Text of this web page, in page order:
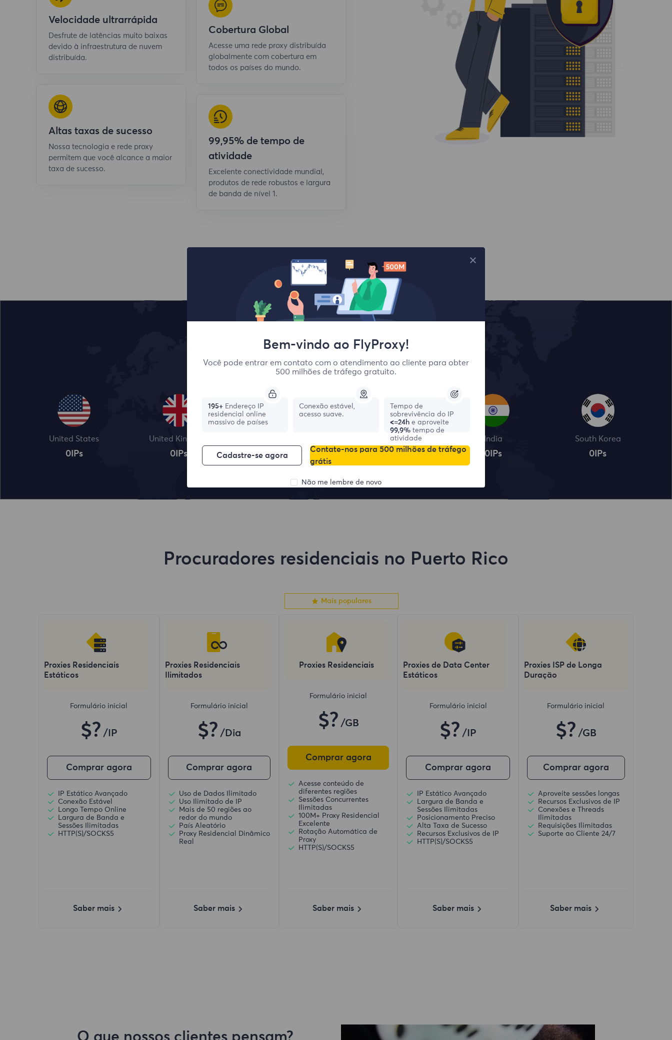
Velocidade ultrarrápida
Desfrute de latências muito baixas
devido à infraestrutura de nuvem
distribuída.
Altas taxas de sucesso
Nossa tecnologia e rede proxy
permitem que você alcance a maior
taxa de sucesso.
Cobertura Global
Acesse uma rede proxy distribuída
globalmente com cobertura em
todos os países do mundo.
99,95% de tempo de
atividade
Excelente conectividade mundial,
produtos de rede robustos e largura
de banda de nível 1.
Principais locais
United States
0IPs
United Kingdom
0 IPs 0IPs
Canada
0IPs
India
0IPs
South Korea
0 IPs
Procuradores residenciais no Puerto Rico
Mais populares
Proxies Residenciais
Estáticos
Formulário inicial
$? /IP
Comprar agora
IP Estático Avançado
Conexão Estável
Longo Tempo Online
Largura de Banda e
Sessões Ilimitadas
HTTP(S)/SOCKS5
Saber mais
Proxies Residenciais
Ilimitados
Formulário inicial
$? /Dia
Comprar agora
Uso de Dados Ilimitado
Uso Ilimitado de IP
Mais de 50 regiões ao
redor do mundo
País Aleatório
Proxy Residencial Dinâmico
Real
Saber mais
Proxies Residenciais
Formulário inicial
$? /GB
Comprar agora
Acesse conteúdo de
diferentes regiões
Sessões Concurrentes
Ilimitadas
100M+ Proxy Residencial
Excelente
Rotação Automática de
Proxy
HTTP(S)/SOCKS5
Saber mais
Proxies de Data Center
Estáticos
Formulário inicial
$? /IP
Comprar agora
IP Estático Avançado
Largura de Banda e
Sessões Ilimitadas
Posicionamento Preciso
Alta Taxa de Sucesso
Recursos Exclusivos de IP
HTTP(S)/SOCKS5
Saber mais
Proxies ISP de Longa
Duração
Formulário inicial
$? /GB
Comprar agora
Aproveite sessões longas
Recursos Exclusivos de IP
Conexões e Threads
Ilimitadas
Requisições Ilimitadas
Suporte ao Cliente 24/7
Saber mais
Bem-vindo ao FlyProxy!
Você pode entrar em contato com o atendimento ao cliente para obter
500 milhões de tráfego gratuito.
195+ Endereço IP
residencial online
massivo de países
Conexão estável,
acesso suave.
Tempo de
sobrevivência do IP
<=24h e aproveite
99,9% tempo de
atividade
Cadastre-se agora
Contate-nos para 500 milhões de tráfego
grátis
Não me lembre de novo